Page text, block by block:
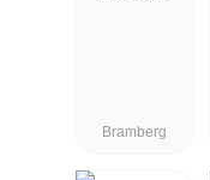
Bramberg